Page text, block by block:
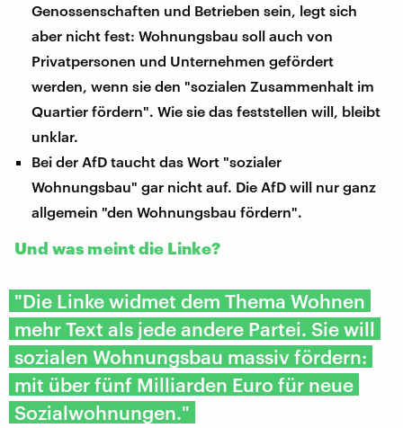
Genossenschaften und Betrieben sein, legt sich
aber nicht fest: Wohnungsbau soll auch von
Privatpersonen und Unternehmen gefördert
werden, wenn sie den "sozialen Zusammenhalt im
Quartier fördern". Wie sie das feststellen will, bleibt
unklar.
Bei der AfD taucht das Wort "sozialer
Wohnungsbau" gar nicht auf. Die AfD will nur ganz
allgemein "den Wohnungsbau fördern".
Und was meint die Linke?
"Die Linke widmet dem Thema Wohnen
mehr Text als jede andere Partei. Sie will
sozialen Wohnungsbau massiv fördern:
mit über fünf Milliarden Euro für neue
Sozialwohnungen."